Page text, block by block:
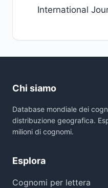
International
Chi siamo
Database mondiale dei
distribuzione geografica.
milioni di cognomi.
Esplora
Cognomi per lettera